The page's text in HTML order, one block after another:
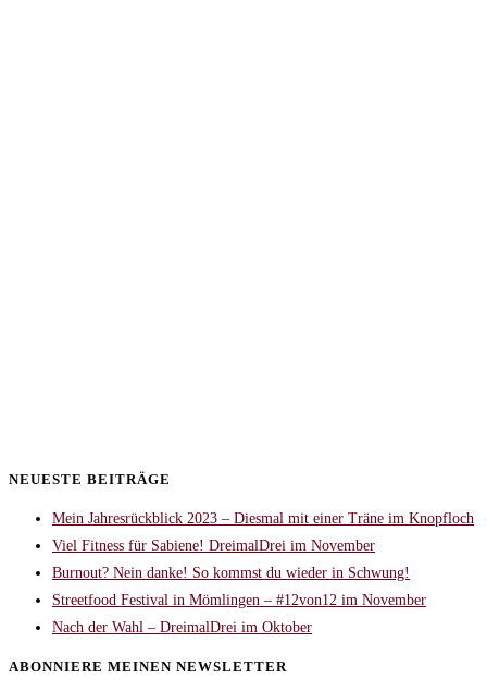
NEUESTE BEITRÄGE
Mein Jahresrückblick 2023 – Diesmal mit einer Träne im Knopfloch
Viel Fitness für Sabiene! DreimalDrei im November
Burnout? Nein danke! So kommst du wieder in Schwung!
Streetfood Festival in Mömlingen – #12von12 im November
Nach der Wahl – DreimalDrei im Oktober
ABONNIERE MEINEN NEWSLETTER